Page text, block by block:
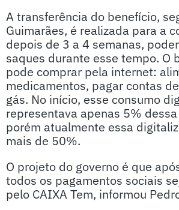
A transferência do benefício,
Guimarães, é realizada para a
depois de 3 a 4 semanas,
saques durante esse tempo. O
pode comprar pela internet:
medicamentos, pagar contas
gás. No início, esse consumo
representava apenas 5%
porém atualmente essa
mais de 50%.
O projeto do governo é que
todos os pagamentos sociais
pelo CAIXA Tem, informou